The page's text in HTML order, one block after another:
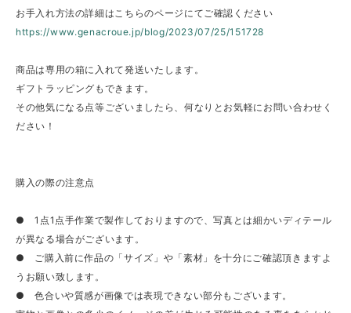
お手入れ方法の詳細はこちらのページにてご確認ください
https://www.genacroue.jp/blog/2023/07/25/151728
商品は専用の箱に入れて発送いたします。
ギフトラッピングもできます。
その他気になる点等ございましたら、何なりとお気軽にお問い合わせく
ださい！
購入の際の注意点
● 1点1点手作業で製作しておりますので、写真とは細かいディテール
が異なる場合がございます。
● ご購入前に作品の「サイズ」や「素材」を十分にご確認頂きますよ
うお願い致します。
● 色合いや質感が画像では表現できない部分もございます。